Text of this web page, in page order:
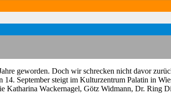
geworden. Doch wir schrecken nicht davor
September steigt im Kulturzentrum Palatin in
Katharina Wackernagel, Götz Widmann, Dr. Ring